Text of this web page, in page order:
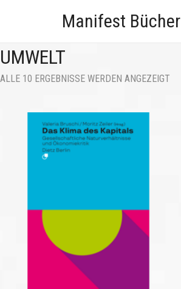
Manifest Bücher
UMWELT
ALLE 10 ERGEBNISSE WERDEN ANGEZEIGT